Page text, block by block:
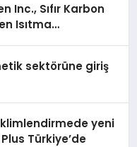
Inc., Sıfır Karbon
Isıtma
sektörüne giriş
iklimlendirmede yeni
Türkiye’de